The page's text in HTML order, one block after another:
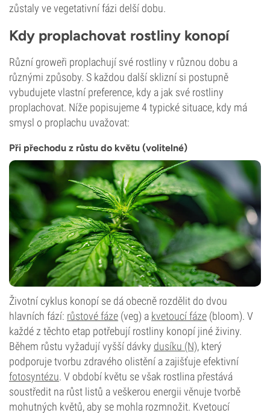
zůstaly ve vegetativní fázi delší dobu.
Kdy proplachovat rostliny konopí
Různí groweři proplachují své rostliny v různou dobu a
různými způsoby. S každou další sklizní si postupně
vybudujete vlastní preference, kdy a jak své rostliny
proplachovat. Níže popisujeme 4 typické situace, kdy má
smysl o proplachu uvažovat:
Při přechodu z růstu do květu (volitelné)
Životní cyklus konopí se dá obecně rozdělit do dvou
hlavních fází: růstové fáze (veg) a kvetoucí fáze (bloom). V
každé z těchto etap potřebují rostliny konopí jiné živiny.
Během růstu vyžadují vyšší dávky dusíku (N), který
podporuje tvorbu zdravého olistění a zajišťuje efektivní
fotosyntézu. V období květu se však rostlina přestává
soustředit na růst listů a veškerou energii věnuje tvorbě
mohutných květů, aby se mohla rozmnožit. Kvetoucí